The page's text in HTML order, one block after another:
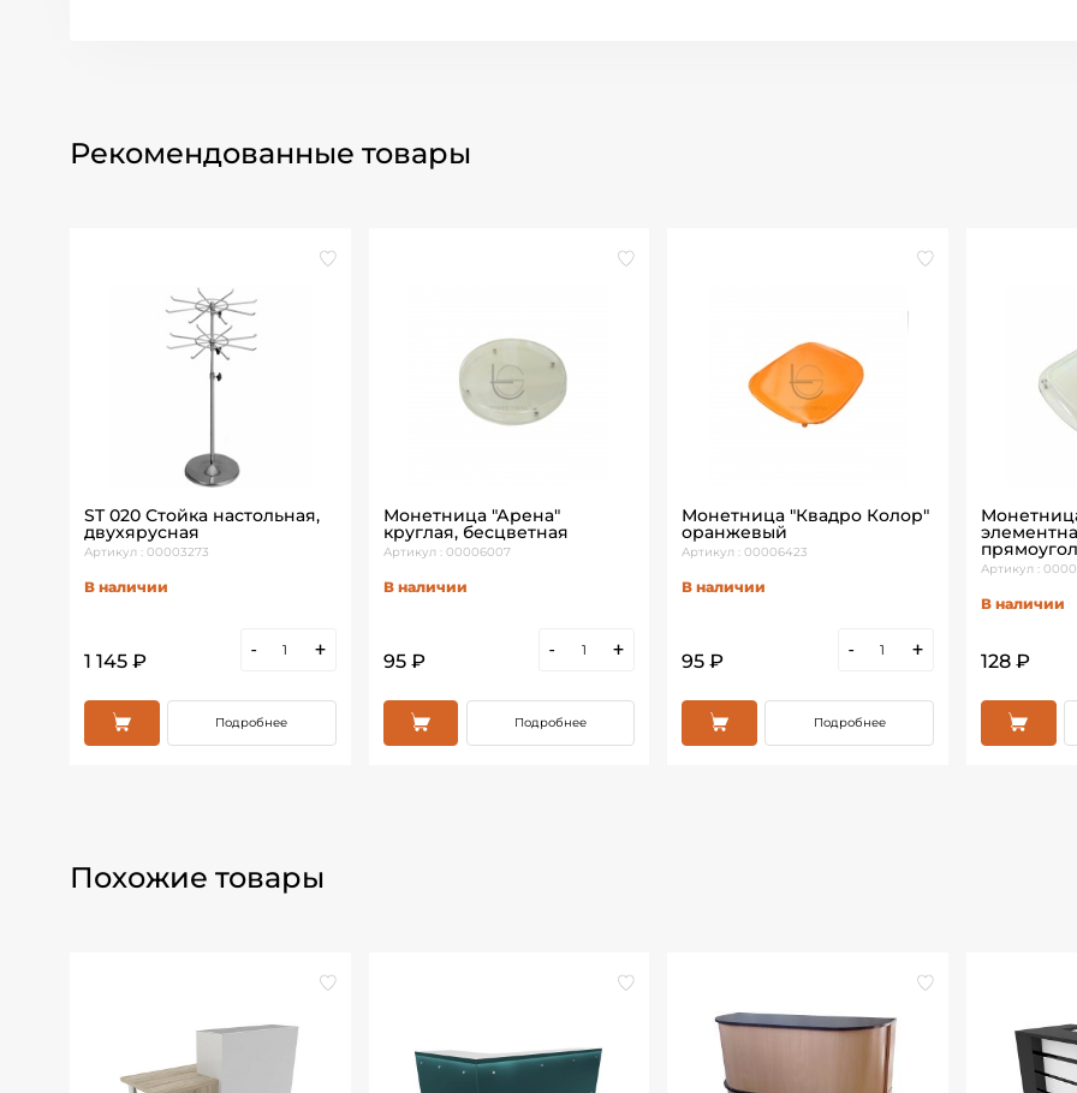
Рекомендованные товары
ST 020 Стойка настольная,
двухярусная
Артикул : 00003273
В наличии
1 145 ₽
- +
Подробнее
Монетница "Арена"
круглая, бесцветная
Артикул : 00006007
В наличии
95 ₽
- +
Подробнее
Монетница "Квадро Колор"
оранжевый
Артикул : 00006423
В наличии
95 ₽
- +
Подробнее
Артикул :
В наличии
128 ₽
Похожие товары